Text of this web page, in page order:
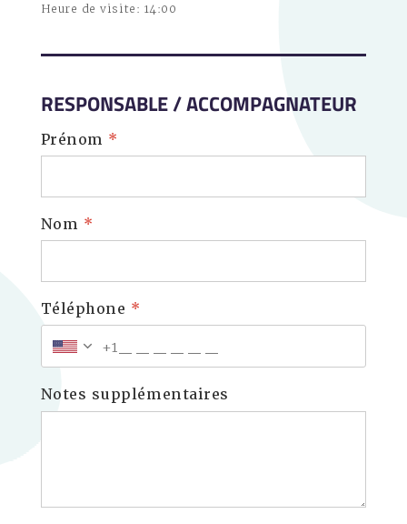
Heure de visite: 14:00
RESPONSABLE / ACCOMPAGNATEUR
Prénom *
Nom *
Téléphone *
+1
Notes supplémentaires